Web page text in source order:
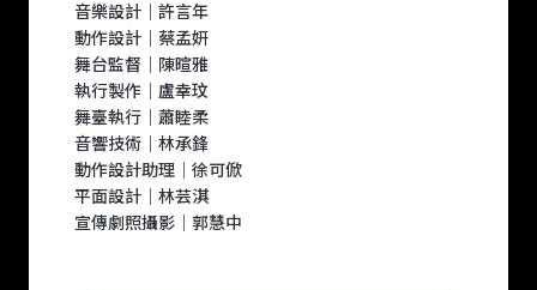
音樂設計｜許言年
動作設計｜蔡孟妍
舞台監督｜陳暄雅
執行製作｜盧幸玟
舞臺執行｜蕭睦柔
音響技術｜林承鋒
動作設計助理｜徐可俽
平面設計｜林芸淇
宣傳劇照攝影｜郭慧中